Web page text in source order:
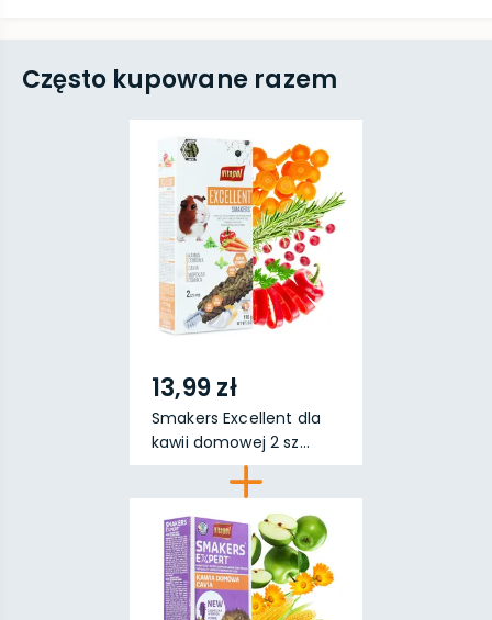
Często kupowane razem
13,99 zł
Smakers Excellent dla
kawii domowej 2 sz...